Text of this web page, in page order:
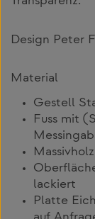
Design Peter
Material
Gestell
Fuss mit
lackiert
Platte